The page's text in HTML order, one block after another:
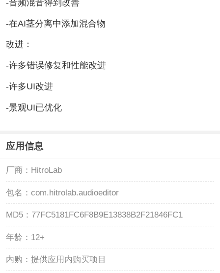
-音频混音得到改善
-在AI茎分离中添加混合物
改进：
-许多错误修复和性能改进
-许多UI改进
-景观UI已优化
应用信息
厂商： HitroLab
包名： com.hitrolab.audioeditor
MD5： 77FC5181FC6F8B9E13838B2F21846FC1
年龄： 12+
内购： 提供应用内购买项目